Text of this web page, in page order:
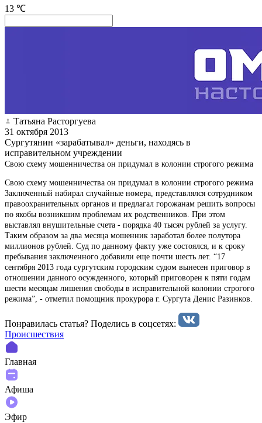
13 ℃
Татьяна Расторгуева
31 октября 2013
Сургутянин «зарабатывал» деньги, находясь в
исправительном учреждении
Свою схему мошенничества он придумал в колонии строгого режима
Свою схему мошенничества он придумал в колонии строгого режима
Заключенный набирал случайные номера, представлялся сотрудником
правоохранительных органов и предлагал горожанам решить вопросы
по якобы возникшим проблемам их родственников. При этом
выставлял внушительные счета - порядка 40 тысяч рублей за услугу.
Таким образом за два месяца мошенник заработал более полутора
миллионов рублей. Суд по данному факту уже состоялся, и к сроку
пребывания заключенного добавили еще почти шесть лет. “17
сентября 2013 года сургутским городским судом вынесен приговор в
отношении данного осужденного, который приговорен к пяти годам
шести месяцам лишения свободы в исправительной колонии строгого
режима”, - отметил помощник прокурора г. Сургута Денис Разинков.
Понравилась статья? Поделиcь в соцсетях:
Происшествия
Главная
Афиша
Эфир